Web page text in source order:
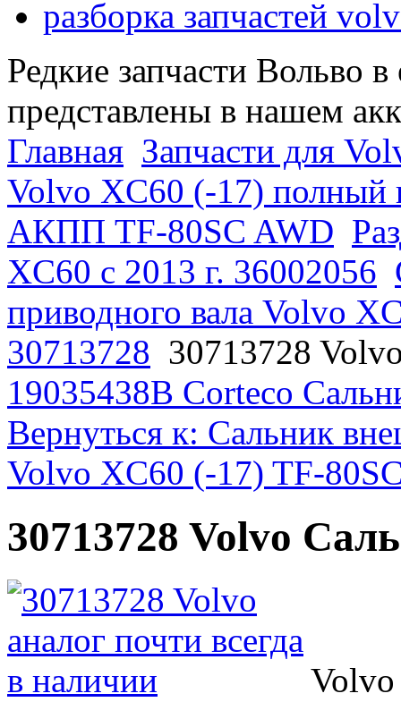
разборка запчастей
Редкие запчасти Вольво
представлены в нашем
Главная Запчасти для
Volvo XC60 (-17) полный
АКПП TF-80SC AWD
XC60 с 2013 г. 36002056
приводного вала Volvo
30713728 30713728
19035438B Corteco
Вернуться к: Сальник
Volvo XC60 (-17) TF-
30713728 Volvo
Volvo